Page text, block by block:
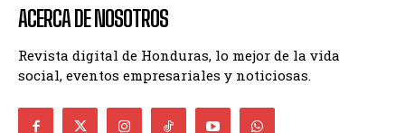
ACERCA DE NOSOTROS
Revista digital de Honduras, lo mejor de la vida
social, eventos empresariales y noticiosas.